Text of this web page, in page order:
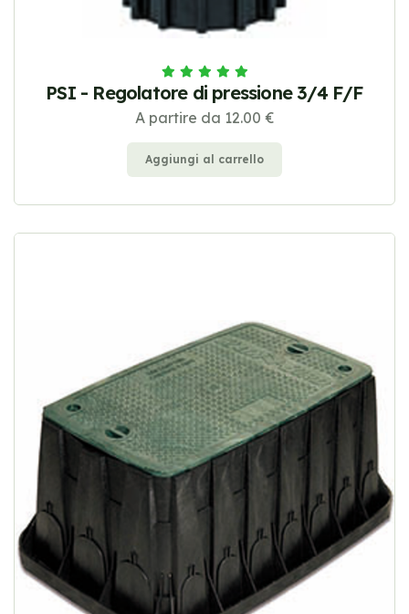
PSI - Regolatore di pressione 3/4 F/F
A partire da 12.00 €
Aggiungi al carrello